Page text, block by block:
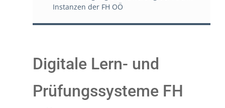
Instanzen der FH OÖ
Digitale Lern- und
Prüfungssysteme FH